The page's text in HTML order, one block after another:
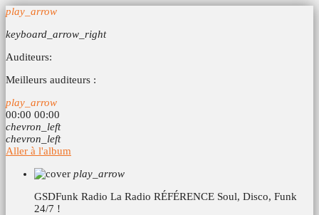
play_arrow
keyboard_arrow_right
Auditeurs:
Meilleurs auditeurs :
play_arrow
00:00 00:00
chevron_left
chevron_left
Aller à l'album
play_arrow
GSDFunk Radio La Radio RÉFÉRENCE Soul, Disco, Funk
24/7 !